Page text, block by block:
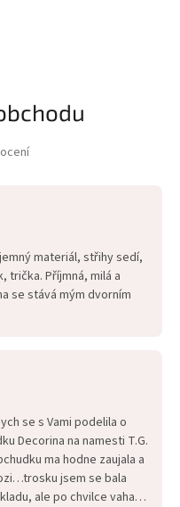
materiál, střihy sedí,
trička. Příjmná, milá a
se stává mým dvorním
se s Vami podelila o
Decorina na namesti T.G.
ma hodne zaujala a
jsem se bala
ale po chvilce vahani